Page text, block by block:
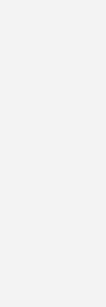
vom